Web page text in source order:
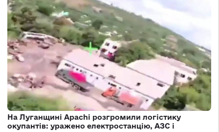
На Луганщині Apachi розгромили логістику
окупантів: уражено електростанцію, АЗС і